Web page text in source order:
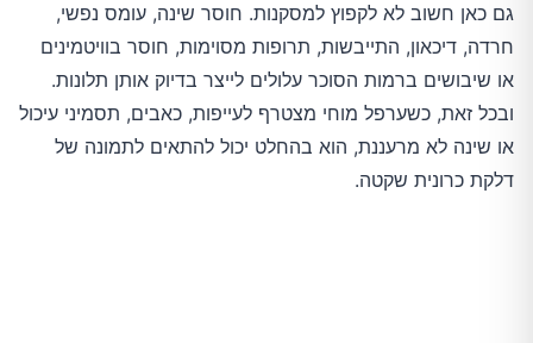
גם כאן חשוב לא לקפוץ למסקנות. חוסר שינה, עומס נפשי,
חרדה, דיכאון, התייבשות, תרופות מסוימות, חוסר בוויטמינים
או שיבושים ברמות הסוכר עלולים לייצר בדיוק אותן תלונות.
ובכל זאת, כשערפל מוחי מצטרף לעייפות, כאבים, תסמיני עיכול
או שינה לא מרעננת, הוא בהחלט יכול להתאים לתמונה של
דלקת כרונית שקטה.